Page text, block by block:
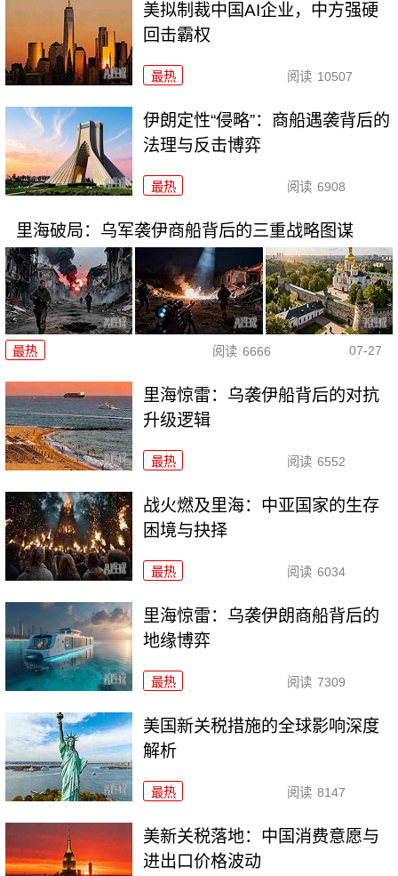
美拟制裁中国AI企业，中方强硬
回击霸权
最热 阅读 10507
伊朗定性“侵略”：商船遇袭背后的
法理与反击博弈
最热 阅读 6908
里海破局：乌军袭伊商船背后的三重战略图谋
最热 阅读 6666 07-27
里海惊雷：乌袭伊船背后的对抗
升级逻辑
最热 阅读 6552
战火燃及里海：中亚国家的生存
困境与抉择
最热 阅读 6034
里海惊雷：乌袭伊朗商船背后的
地缘博弈
最热 阅读 7309
美国新关税措施的全球影响深度
解析
最热 阅读 8147
美新关税落地：中国消费意愿与
进出口价格波动